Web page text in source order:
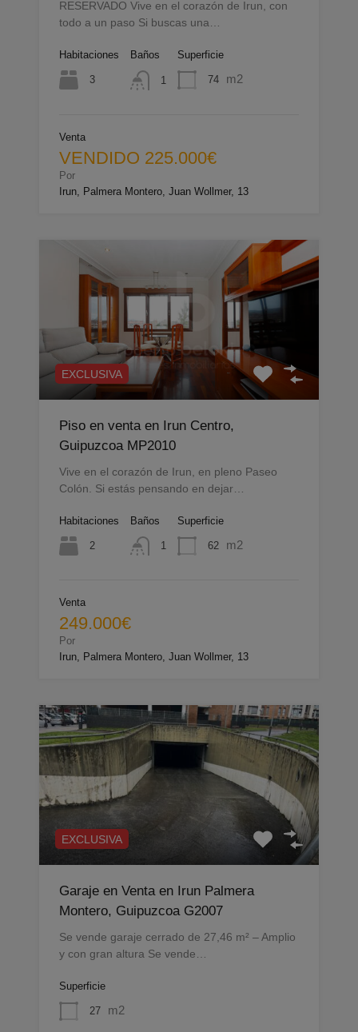
RESERVADO Vive en el corazón de Irun, con
todo a un paso Si buscas una…
Habitaciones
3
Baños
1
Superficie
74 m2
Venta
VENDIDO 225.000€
Por
Irun, Palmera Montero, Juan Wollmer, 13
EXCLUSIVA
Piso en venta en Irun Centro,
Guipuzcoa MP2010
Vive en el corazón de Irun, en pleno Paseo
Colón. Si estás pensando en dejar…
Habitaciones
2
Baños
1
Superficie
62 m2
Venta
249.000€
Por
Irun, Palmera Montero, Juan Wollmer, 13
EXCLUSIVA
Garaje en Venta en Irun Palmera
Montero, Guipuzcoa G2007
Se vende garaje cerrado de 27,46 m² – Amplio
y con gran altura Se vende…
Superficie
27 m2